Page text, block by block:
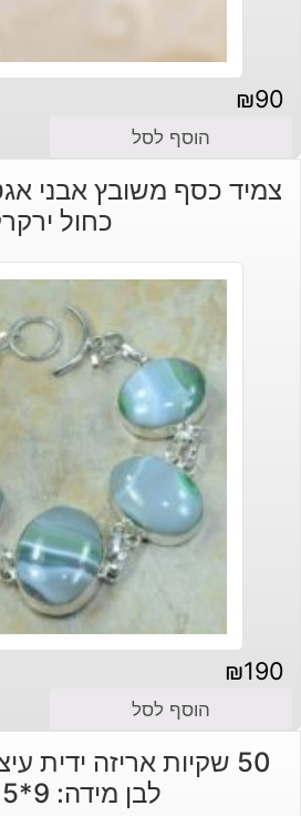
₪90
הוסף לסל
צמיד כסף משובץ אבני אגט
כחול
₪190
הוסף לסל
50 שקיות אריזה ידית
לבן מידה: 9*15 ס"מ